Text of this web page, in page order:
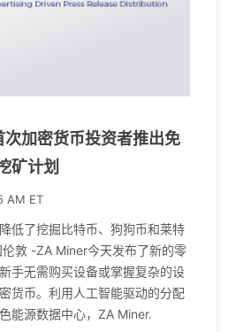
加密货币投资者推出免
矿计划
AM ET
低了挖掘比特币、狗狗币和莱特
敦 -ZA Miner今天发布了新的零
手无需购买设备或掌握复杂的设
货币。利用人工智能驱动的分配
能源数据中心，ZA Miner.